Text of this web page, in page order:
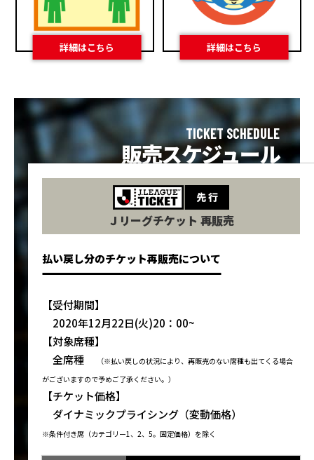
TICKET SCHEDULE
販売スケジュール
Ｊリーグチケット 再販売
払い戻し分のチケット再販売について
【受付期間】
2020年12月22日(火)20：00~
【対象席種】
全席種
（※払い戻しの状況により、再販売のない席種も出てくる場合
がございますので予めご了承ください。）
【チケット価格】
ダイナミックプライシング（変動価格）
※条件付き席（カテゴリー1、2、5。固定価格）を除く